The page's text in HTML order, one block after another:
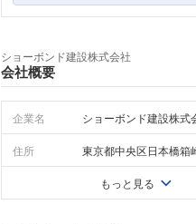
ショーボンド建設株式会社
会社概要
企業名 ショーボンド建設株式
住所 東京都中央区日本橋箱
もっと見る